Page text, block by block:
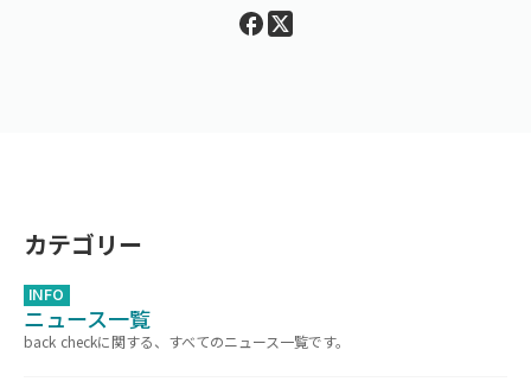
カテゴリー
INFO
ニュース一覧
back checkに関する、すべてのニュース一覧です。